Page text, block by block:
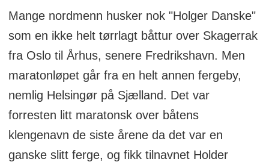
Mange nordmenn husker nok "Holger Danske"
som en ikke helt tørrlagt båttur over Skagerrak
fra Oslo til Århus, senere Fredrikshavn. Men
maratonløpet går fra en helt annen fergeby,
nemlig Helsingør på Sjælland. Det var
forresten litt maratonsk over båtens
klengenavn de siste årene da det var en
ganske slitt ferge, og fikk tilnavnet Holder